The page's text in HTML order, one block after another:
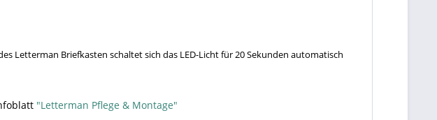
Letterman Briefkasten schaltet sich das LED-Licht für 20 Sekunden automatisch
"Letterman Pflege & Montage"